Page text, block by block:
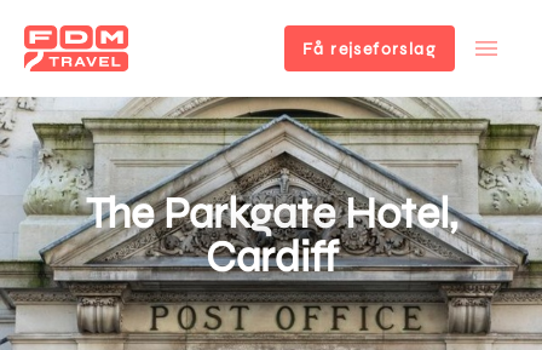
Gå
til
hovedindhold
Få rejseforslag
The Parkgate Hotel,
Cardiff